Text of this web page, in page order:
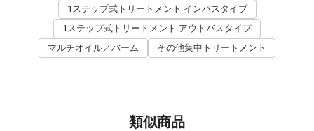
1ステップ式トリートメント インバスタイプ
1ステップ式トリートメント アウトバスタイプ
マルチオイル／バーム
その他集中トリートメント
類似商品